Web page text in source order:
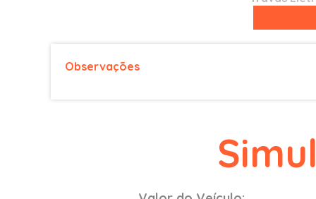
Vidros
Observações